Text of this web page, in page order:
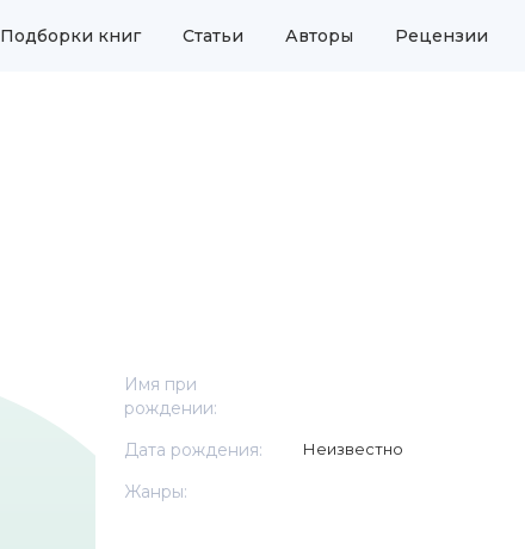
Подборки книг Статьи Авторы Рецензии
Имя при
рождении:
Дата рождения:
Неизвестно
Жанры: